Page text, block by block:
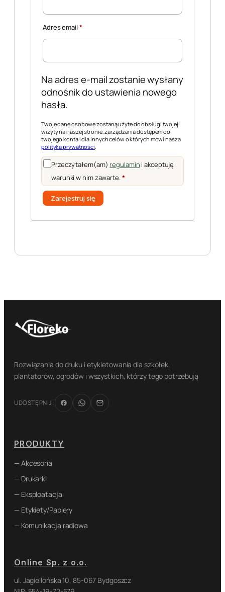
Adres email*Wymagane
Na adres e-mail zostanie wysłany
odnośnik do ustawienia nowego
hasła.
Twoje dane osobowe zostaną użyte do obsługi twojej
wizyty na naszej stronie, zarządzania dostępem do
twojego konta i dla innych celów o których mówi nasza
polityka prywatności.
Przeczytałem(am) regulamin i akceptuję
warunki w nim zawarte.*
Zarejestruj się
Rozwiązania do druku i etykietowania dla szkółek,
plantatorów, ogrodów i wszystkich, którzy tego potrzebują
UDOSTĘPNIJ:
PRODUKTY
— Akcesoria
— Drukarki
— Eksploatacja
— Etykiety/Papiery
— Komunikacja radiowa
Online Sp. z o.o.
ul. Jagiellońska 10, 85-067 Bydgoszcz